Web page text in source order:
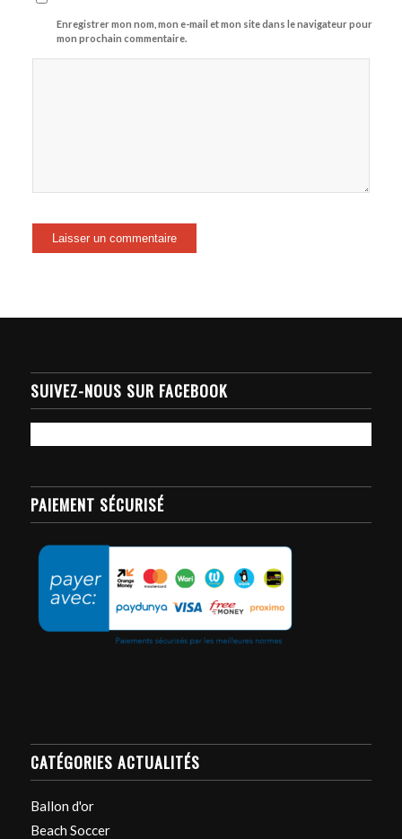
Enregistrer mon nom, mon e-mail et mon site dans le navigateur pour
mon prochain commentaire.
SUIVEZ-NOUS SUR FACEBOOK
PAIEMENT SÉCURISÉ
CATÉGORIES ACTUALITÉS
Ballon d'or
Beach Soccer